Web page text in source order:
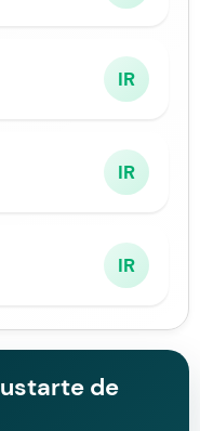
IR
IR
IR
de